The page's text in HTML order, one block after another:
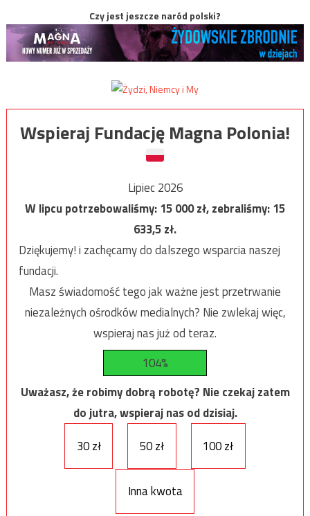
Czy jest jeszcze naród polski?
Wspieraj Fundację Magna Polonia!
Lipiec 2026
W lipcu potrzebowaliśmy:15 000zł, zebraliśmy:15
633,5zł.
Dziękujemy! i zachęcamy do dalszego wsparcia naszej
fundacji.
Masz świadomość tego jak ważne jest przetrwanie
niezależnych ośrodków medialnych? Nie zwlekaj więc,
wspieraj nas już od teraz.
104%
Uważasz, że robimy dobrą robotę? Nie czekaj zatem
do jutra, wspieraj nas od dzisiaj.
30 zł
50 zł 100 zł
Inna kwota